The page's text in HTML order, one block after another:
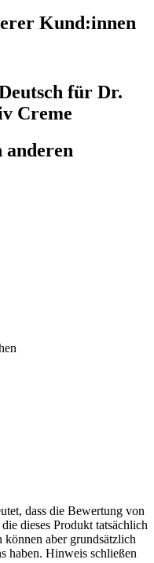
Kund:innen
für Dr.
Creme
dass die Bewertung von
dieses Produkt tatsächlich
aber grundsätzlich
haben. Hinweis schließen